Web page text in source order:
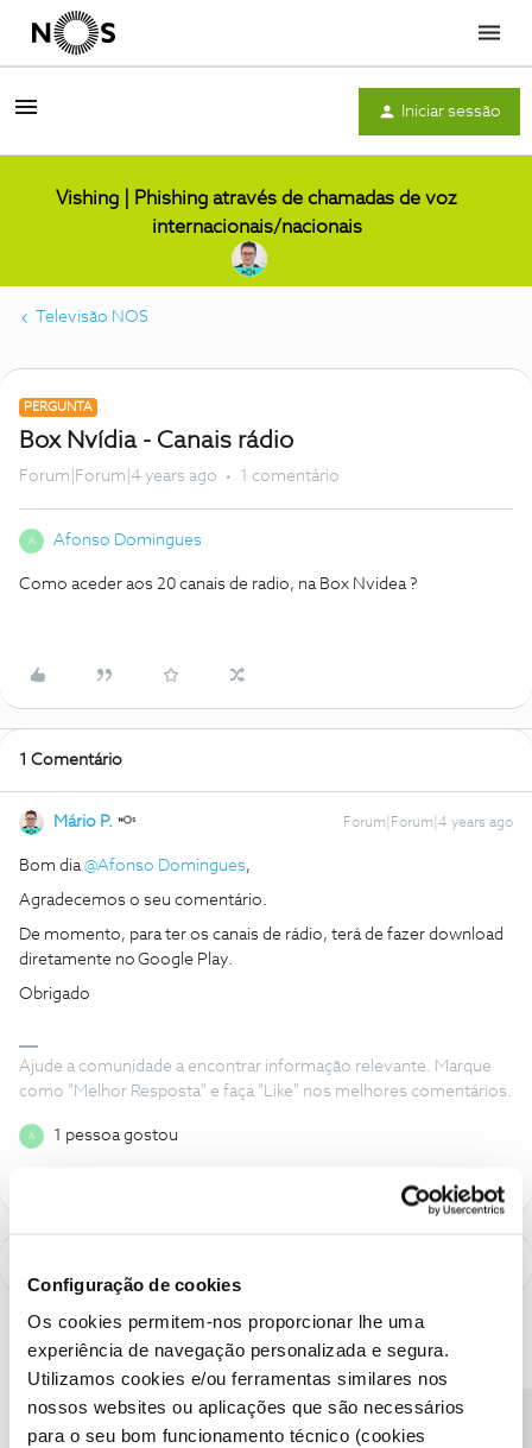
Configuração de cookies
Os cookies permitem-nos proporcionar lhe uma
experiência de navegação personalizada e segura.
Utilizamos cookies e/ou ferramentas similares nos
nossos websites ou aplicações que são necessários
para o seu bom funcionamento técnico (cookies
Menu
Iniciar sessão
Vishing | Phishing através de chamadas de voz
internacionais/nacionais
Televisão NOS
PERGUNTA
Box Nvídia - Canais rádio
Forum|Forum|4 years ago 1 comentário
A Afonso Domingues
Como aceder aos 20 canais de radio, na Box Nvidea ?
1 Comentário
Mário P. Forum|Forum|4 years ago
Bom dia@Afonso Domingues,
Agradecemos o seu comentário.
De momento, para ter os canais de rádio, terá de fazer download
diretamente no Google Play.
Obrigado
Ajude a comunidade a encontrar informação relevante. Marque
como "Melhor Resposta" e faça "Like" nos melhores comentários.
A 1 pessoa gostou